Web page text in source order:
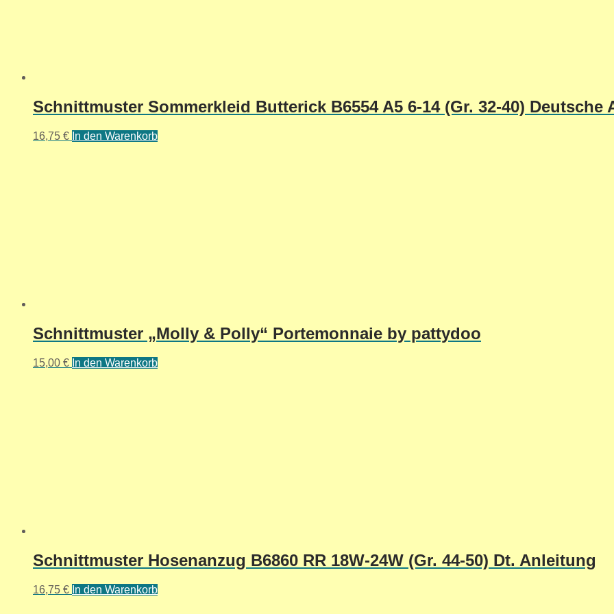
Schnittmuster Sommerkleid Butterick B6554 A5 6-14 (Gr. 32-40) Deutsche
16,75 € In den Warenkorb
Schnittmuster „Molly & Polly“ Portemonnaie by pattydoo
15,00 € In den Warenkorb
Schnittmuster Hosenanzug B6860 RR 18W-24W (Gr. 44-50) Dt. Anleitung
16,75 € In den Warenkorb